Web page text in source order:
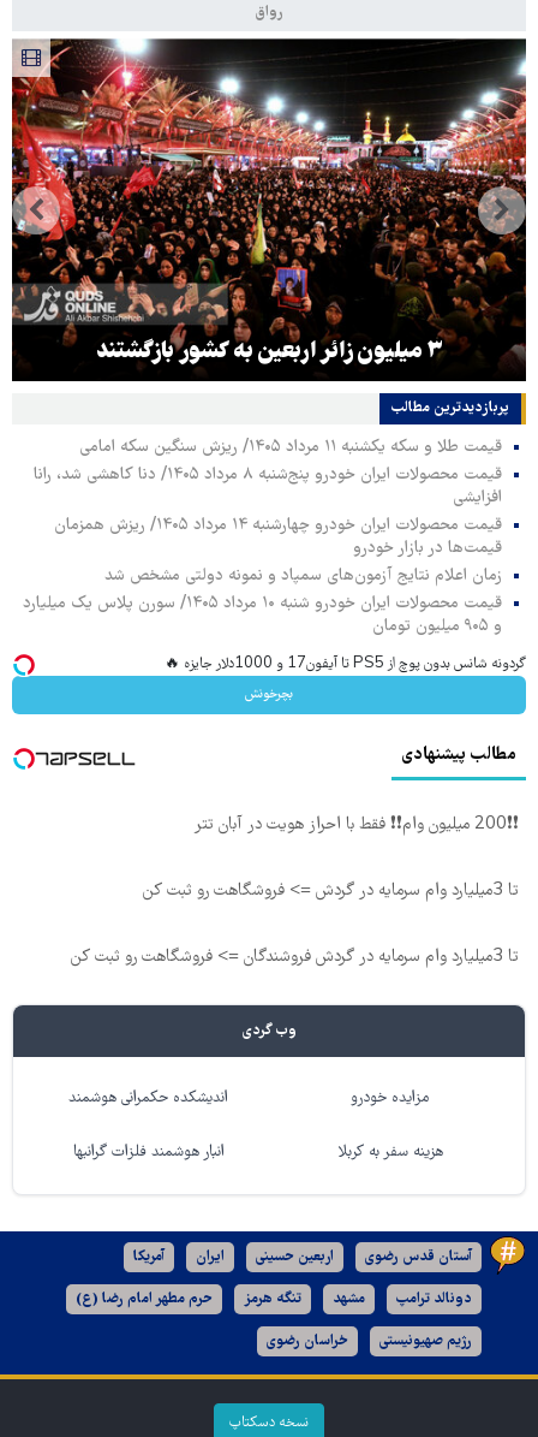
رواق
۳ میلیون زائر اربعین به کشور بازگشتند
پربازدیدترین‌ مطالب
قیمت طلا و سکه یکشنبه ۱۱ مرداد ۱۴۰۵/ ریزش سنگین سکه امامی
قیمت محصولات ایران خودرو پنج‌شنبه ۸ مرداد ۱۴۰۵/ دنا کاهشی شد، رانا
افزایشی
قیمت محصولات ایران خودرو چهارشنبه ۱۴ مرداد ۱۴۰۵/ ریزش همزمان
قیمت‌ها در بازار خودرو
زمان اعلام نتایج آزمون‌های سمپاد و نمونه دولتی مشخص شد
قیمت محصولات ایران خودرو شنبه ۱۰ مرداد ۱۴۰۵/ سورن پلاس یک میلیارد
و ۹۰۵ میلیون تومان
گردونه شانس بدون پوچ از PS5 تا آیفون17 و 1000دلار جایزه 🔥
بچرخونش
مطالب پیشنهادی
❗❗200 میلیون وام❗❗ فقط با احراز هویت در آبان تتر
تا 3میلیارد وام سرمایه در گردش => فروشگاهت رو ثبت کن
تا 3میلیارد وام سرمایه در گردش فروشندگان => فروشگاهت رو ثبت کن
وب گردی
مزایده خودرو اندیشکده حکمرانی هوشمند
هزینه سفر به کربلا انبار هوشمند فلزات گرانبها
آستان قدس رضوی اربعین حسینی ایران آمریکا
دونالد ترامپ مشهد تنگه هرمز حرم مطهر امام رضا (ع)
رژیم صهیونیستی خراسان رضوی
نسخه دسکتاپ